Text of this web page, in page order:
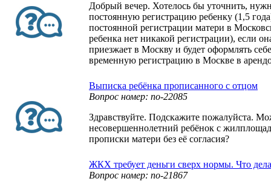
Добрый вечер. Хотелось бы уточнить,
постоянную регистрацию ребенку (1,5
постоянной регистрации матери в
ребенка нет никакой регистрации), если
приезжает в Москву и будет оформлять
временную регистрацию в Москве в
Выписка ребёнка прописанного с отцом
Вопрос номер: no-22085
Здравствуйте. Подскажите пожалуйста.
несовершеннолетний ребёнок с
прописки матери без её согласия?
ЖКХ требует деньги сверх нормы. Что
Вопрос номер: no-21867